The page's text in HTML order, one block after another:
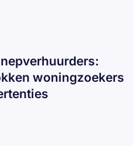
woningzoekers